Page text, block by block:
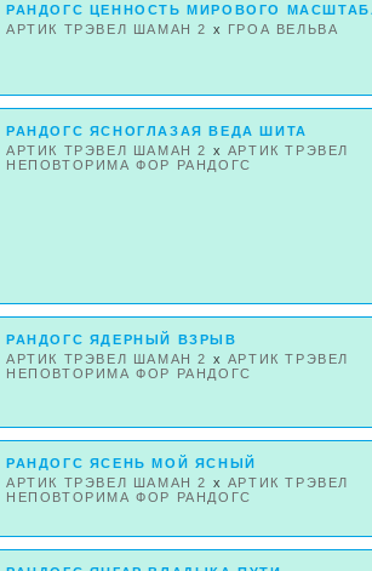
РАНДОГС ЦЕННОСТЬ МИРОВОГО
АРТИК ТРЭВЕЛ ШАМАН 2 x ГРОА ВEЛЬВА
РАНДОГС ЯСНОГЛАЗАЯ ВЕДА ШИТА
АРТИК ТРЭВЕЛ ШАМАН 2 x АРТИК ТРЭВЕЛ
НЕПОВТОРИМА ФОР РАНДОГС
РАНДОГС ЯДЕРНЫЙ ВЗРЫВ
АРТИК ТРЭВЕЛ ШАМАН 2 x АРТИК ТРЭВЕЛ
НЕПОВТОРИМА ФОР РАНДОГС
РАНДОГС ЯСЕНЬ МОЙ ЯСНЫЙ
АРТИК ТРЭВЕЛ ШАМАН 2 x АРТИК ТРЭВЕЛ
НЕПОВТОРИМА ФОР РАНДОГС